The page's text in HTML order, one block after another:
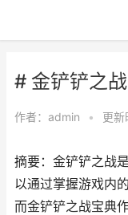
# 金铲铲之
作者： admin • 更
摘要：金铲铲之战
以通过掌握游戏内
而金铲铲之战宝典